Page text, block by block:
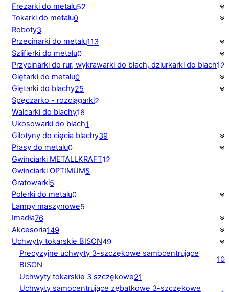
Frezarki do metalu52
Tokarki do metalu0
Roboty3
Przecinarki do metalu113
Szlifierki do metalu0
Przycinarki do rur, wykrawarki do blach, dziurkarki do blach12
Giętarki do metalu0
Giętarki do blachy25
Spęczarko - rozciągarki2
Walcarki do blachy16
Ukosowarki do blach1
Gilotyny do cięcia blachy39
Prasy do metalu0
Gwinciarki METALLKRAFT12
Gwinciarki OPTIMUM5
Gratowarki5
Polerki do metalu0
Lampy maszynowe5
Imadła76
Akcesoria149
Uchwyty tokarskie BISON49
Precyzyjne uchwyty 3-szczękowe samocentrujące
BISON
10
Uchwyty tokarskie 3 szczękowe21
Uchwyty samocentrujące zębatkowe 3-szczękowe